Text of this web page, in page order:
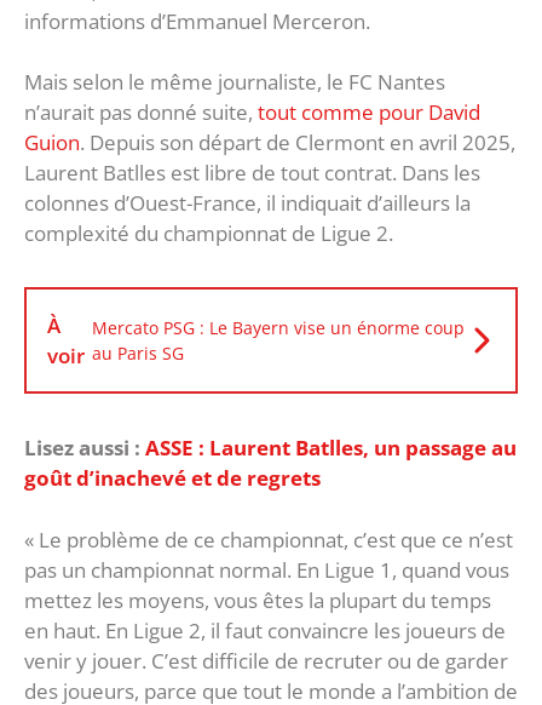
informations d’Emmanuel Merceron.
Mais selon le même journaliste, le FC Nantes
n’aurait pas donné suite, tout comme pour David
Guion. Depuis son départ de Clermont en avril 2025,
Laurent Batlles est libre de tout contrat. Dans les
colonnes d’Ouest-France, il indiquait d’ailleurs la
complexité du championnat de Ligue 2.
À
voir
Mercato PSG : Le Bayern vise un énorme coup
au Paris SG
Lisez aussi : ASSE : Laurent Batlles, un passage au
goût d’inachevé et de regrets
« Le problème de ce championnat, c’est que ce n’est
pas un championnat normal. En Ligue 1, quand vous
mettez les moyens, vous êtes la plupart du temps
en haut. En Ligue 2, il faut convaincre les joueurs de
venir y jouer. C’est difficile de recruter ou de garder
des joueurs, parce que tout le monde a l’ambition de